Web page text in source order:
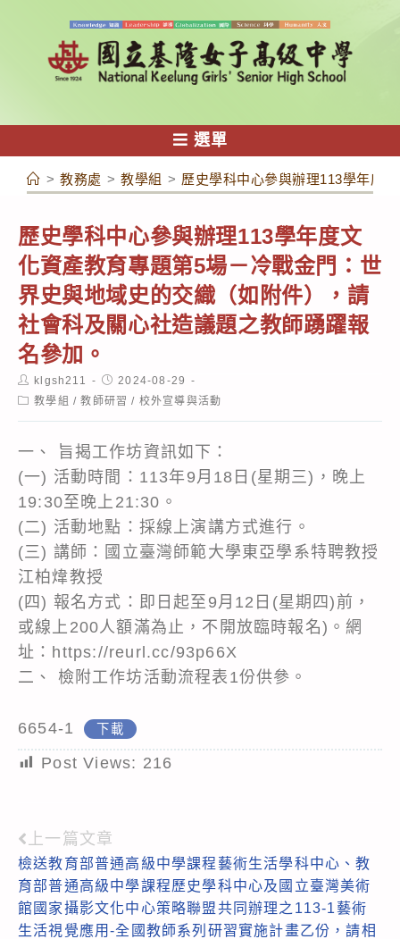
容
選單
> 教務處 > 教學組 > 歷史學科中心參與辦理113學年度
歷史學科中心參與辦理113學年度文
化資產教育專題第5場－冷戰金門：世
界史與地域史的交織（如附件），請
社會科及關心社造議題之教師踴躍報
名參加。
Post
author:
klgsh211
Post
published:
2024-08-29
Post教學組 / 教師研習 / 校外宣導與活動
一、 旨揭工作坊資訊如下：
(一) 活動時間：113年9月18日(星期三)，晚上
19:30至晚上21:30。
(二) 活動地點：採線上演講方式進行。
(三) 講師：國立臺灣師範大學東亞學系特聘教授
江柏煒教授
(四) 報名方式：即日起至9月12日(星期四)前，
或線上200人額滿為止，不開放臨時報名)。網
址：https://reurl.cc/93p66X
二、 檢附工作坊活動流程表1份供參。
6654-1 下載
Post Views: 216
Read
more
articles
上一篇文章
檢送教育部普通高級中學課程藝術生活學科中心、教
育部普通高級中學課程歷史學科中心及國立臺灣美術
館國家攝影文化中心策略聯盟共同辦理之113-1藝術
生活視覺應用-全國教師系列研習實施計畫乙份，請相